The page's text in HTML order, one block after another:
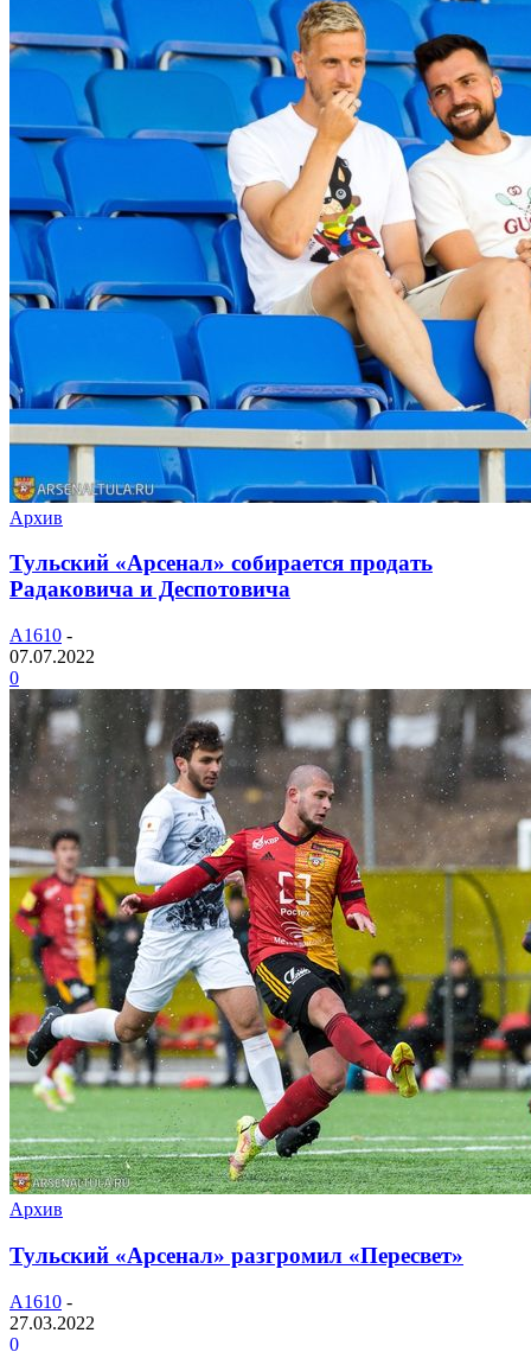
Архив
Тульский «Арсенал» собирается продать
Радаковича и Деспотовича
A1610 -
07.07.2022
0
Архив
Тульский «Арсенал» разгромил «Пересвет»
A1610 -
27.03.2022
0